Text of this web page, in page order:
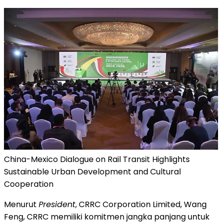
China-Mexico Dialogue on Rail Transit Highlights
Sustainable Urban Development and Cultural
Cooperation
Menurut President, CRRC Corporation Limited, Wang
Feng, CRRC memiliki komitmen jangka panjang untuk